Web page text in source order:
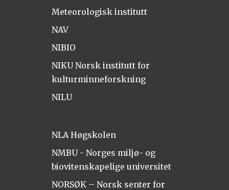
Meteorologisk institutt
NAV
NIBIO
NIKU Norsk institutt for
kulturminneforskning
NILU
NLA Høgskolen
NMBU - Norges miljø- og
biovitenskapelige universitet
NORSØK – Norsk senter for